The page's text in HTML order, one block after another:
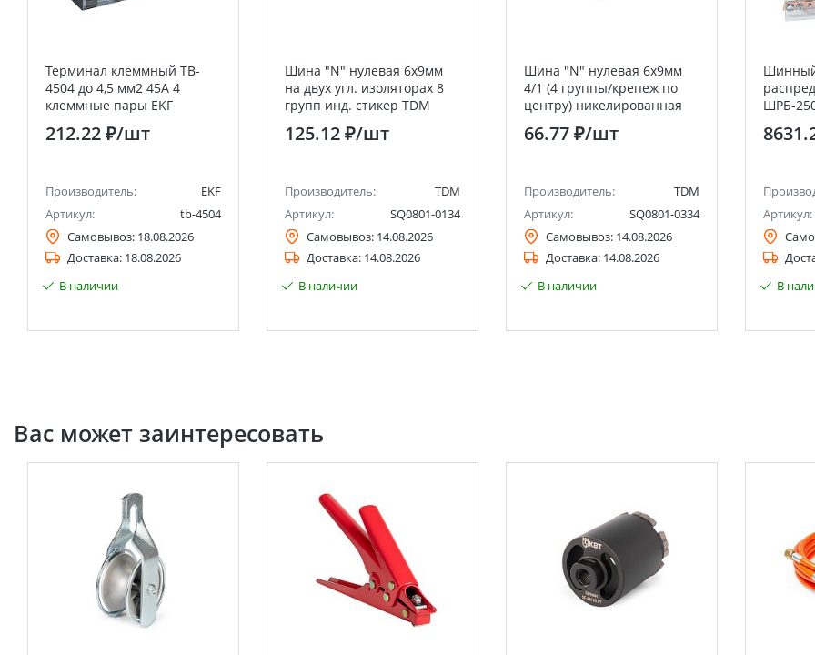
Терминал клеммный TB-
4504 до 4,5 мм2 45A 4
клеммные пары EKF
212.22 ₽/шт
Производитель:
EKF
Артикул:
tb-4504
Самовывоз: 18.08.2026
Доставка: 18.08.2026
В наличии
Шина "N" нулевая 6х9мм
на двух угл. изоляторах 8
групп инд. стикер TDM
125.12 ₽/шт
Производитель:
TDM
Артикул:
SQ0801-0134
Самовывоз: 14.08.2026
Доставка: 14.08.2026
В наличии
Шина "N" нулевая 6х9мм
4/1 (4 группы/крепеж по
центру) никелированная
инд. стикер TDM
66.77 ₽/шт
Производитель:
TDM
Артикул:
SQ0801-0334
Самовывоз: 14.08.2026
Доставка: 14.08.2026
В наличии
ШРБ-
Артикул:
В
Вас может заинтересовать